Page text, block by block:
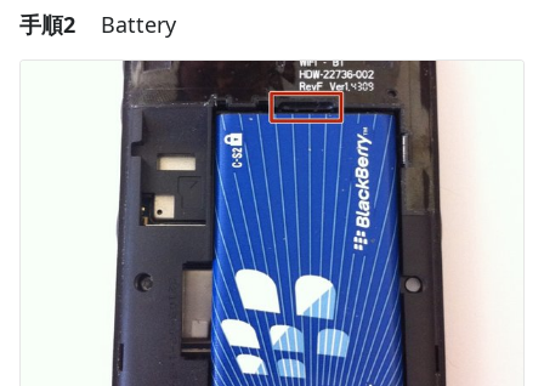
コメントを追加
キャンセル コメントを投稿
手順2 Battery